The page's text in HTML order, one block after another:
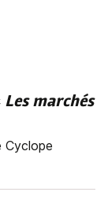
Les marchés
Cyclope